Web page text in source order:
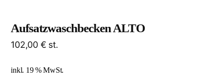
Aufsatzwaschbecken ALTO
102,00 € st.
inkl. 19 % MwSt.